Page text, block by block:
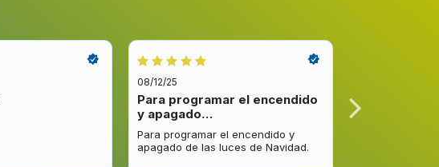
08/12/25
Para programar el encendido
y apagado…
Para programar el encendido y
apagado de las luces de Navidad.
venta y…